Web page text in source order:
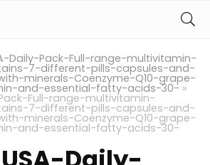
Daily-Pack-Full-range-multivitamin-
7-different-pills-capsules-and-
minerals-Coenzyme-Q10-grape-
and-essential-fatty-acids-30- »
Full-range-multivitamin-
7-different-pills-capsules-and-
minerals-Coenzyme-Q10-grape-
and-essential-fatty-acids-30-